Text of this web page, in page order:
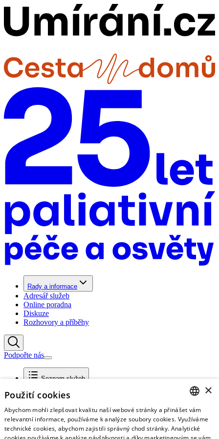
Rady a informace
Adresář služeb
Online poradna
Diskuze
Rozhovory a příběhy
Podpořte nás
Seznam služeb
Filtrovat typy služeb
CZECH
ENGLISH
×
Použití cookies
Abychom mohli zlepšovat kvalitu naší webové stránky a přinášet vám
relevantní informace, používáme k analýze soubory cookies. Využíváme
technické cookies, abychom zajistili správný chod stránky. Analytické